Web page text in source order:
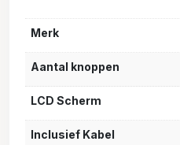
Merk
Aantal knoppen
LCD Scherm
Inclusief Kabel